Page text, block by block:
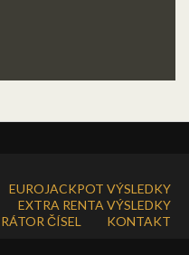
EUROJACKPOT VÝSLEDKY
EXTRA RENTA VÝSLEDKY
ČÍSEL KONTAKT